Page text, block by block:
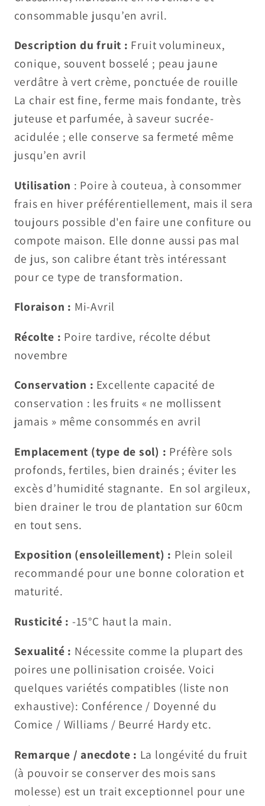
consommable jusqu’en avril.
Description du fruit : Fruit volumineux,
conique, souvent bosselé ; peau jaune
verdâtre à vert crème, ponctuée de rouille
La chair est fine, ferme mais fondante, très
juteuse et parfumée, à saveur sucrée-
acidulée ; elle conserve sa fermeté même
jusqu’en avril
Utilisation : Poire à couteua, à consommer
frais en hiver préférentiellement, mais il sera
toujours possible d'en faire une confiture ou
compote maison. Elle donne aussi pas mal
de jus, son calibre étant très intéressant
pour ce type de transformation.
Floraison : Mi-Avril
Récolte : Poire tardive, récolte début
novembre
Conservation : Excellente capacité de
conservation : les fruits « ne mollissent
jamais » même consommés en avril
Emplacement (type de sol) : Préfère sols
profonds, fertiles, bien drainés ; éviter les
excès d’humidité stagnante. En sol argileux,
bien drainer le trou de plantation sur 60cm
en tout sens.
Exposition (ensoleillement) : Plein soleil
recommandé pour une bonne coloration et
maturité.
Rusticité : -15°C haut la main.
Sexualité : Nécessite comme la plupart des
poires une pollinisation croisée. Voici
quelques variétés compatibles (liste non
exhaustive): Conférence / Doyenné du
Comice / Williams / Beurré Hardy etc.
Remarque / anecdote : La longévité du fruit
(à pouvoir se conserver des mois sans
molesse) est un trait exceptionnel pour une